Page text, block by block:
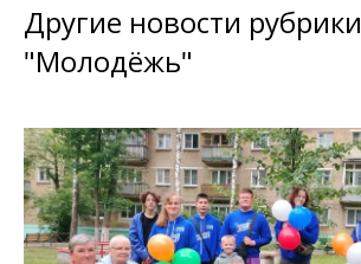
Другие новости рубрики
"Молодёжь"